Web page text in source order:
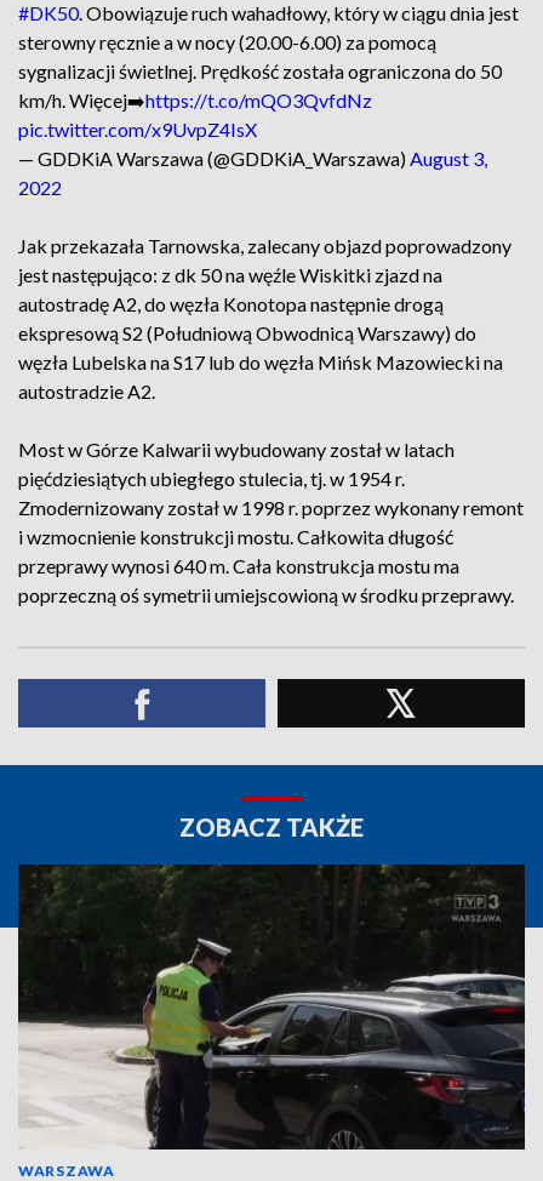
#DK50. Obowiązuje ruch wahadłowy, który w ciągu dnia jest
sterowny ręcznie a w nocy (20.00-6.00) za pomocą
sygnalizacji świetlnej. Prędkość została ograniczona do 50
km/h. Więcej➡️https://t.co/mQO3QvfdNz
pic.twitter.com/x9UvpZ4IsX
— GDDKiA Warszawa (@GDDKiA_Warszawa)August 3,
2022
Jak przekazała Tarnowska, zalecany objazd poprowadzony
jest następująco: z dk 50 na węźle Wiskitki zjazd na
autostradę A2, do węzła Konotopa następnie drogą
ekspresową S2 (Południową Obwodnicą Warszawy) do
węzła Lubelska na S17 lub do węzła Mińsk Mazowiecki na
autostradzie A2.
Most w Górze Kalwarii wybudowany został w latach
pięćdziesiątych ubiegłego stulecia, tj. w 1954 r.
Zmodernizowany został w 1998 r. poprzez wykonany remont
i wzmocnienie konstrukcji mostu. Całkowita długość
przeprawy wynosi 640 m. Cała konstrukcja mostu ma
poprzeczną oś symetrii umiejscowioną w środku przeprawy.
ZOBACZ TAKŻE
WARSZAWA